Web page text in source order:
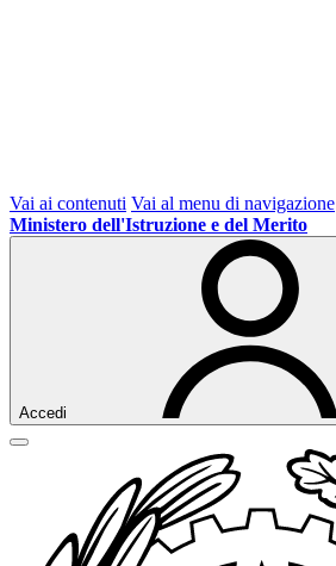
Vai ai contenuti Vai al menu di navigazione
Ministero dell'Istruzione e del Merito
Accedi